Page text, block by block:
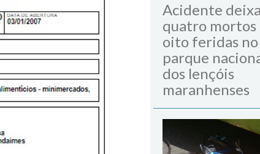
Acidente
quatro mortos
oito feridas no
parque
dos lençóis
maranhenses